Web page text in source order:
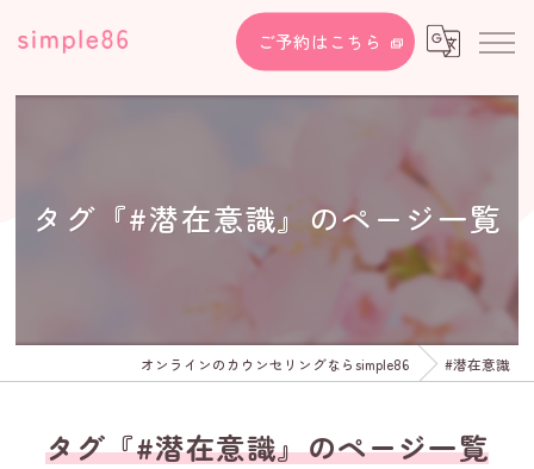
ご予約はこちら
タグ『#潜在意識』のページ一覧
オンラインのカウンセリングならsimple86 #潜在意識
タグ『#潜在意識』のページ一覧